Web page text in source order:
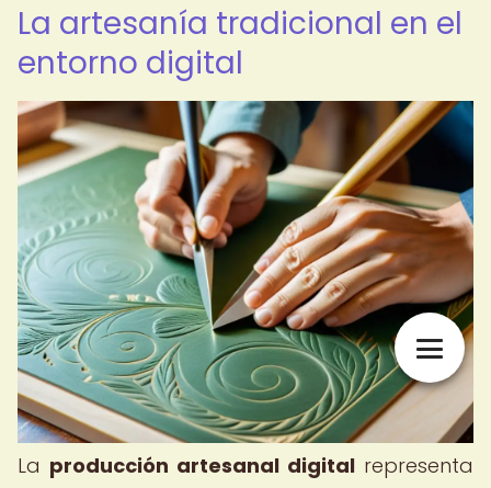
La artesanía tradicional en el
entorno digital
La producción artesanal digital representa